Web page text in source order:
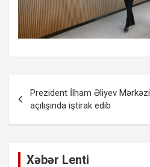
naviqasiyası
Prezident İlham Əliyev Mərkəzi
açılışında iştirak edib
Xəbər Lenti